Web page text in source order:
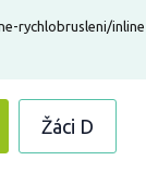
rychlobrusleni/
Žáci D